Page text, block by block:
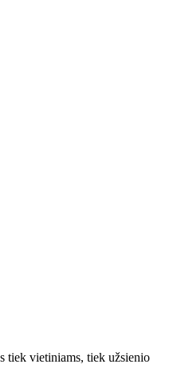
tiek vietiniams, tiek užsienio